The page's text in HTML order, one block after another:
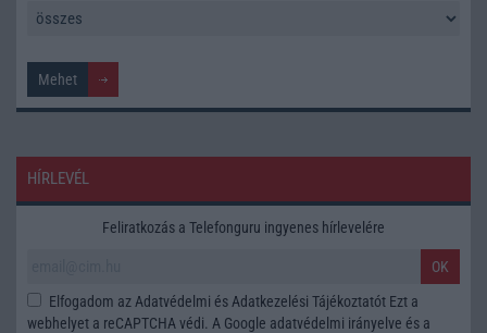
HÍRLEVÉL
Feliratkozás a Telefonguru ingyenes hírlevelére
OK
Elfogadom az Adatvédelmi és Adatkezelési Tájékoztatót Ezt a
webhelyet a reCAPTCHA védi. A Google adatvédelmi irányelve és a